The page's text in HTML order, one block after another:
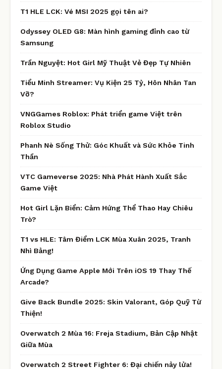
T1 HLE LCK: Vé MSI 2025 gọi tên ai?
Odyssey OLED G8: Màn hình gaming đỉnh cao từ
Samsung
Trần Nguyệt: Hot Girl Mỹ Thuật Vẻ Đẹp Tự Nhiên
Tiểu Minh Streamer: Vụ Kiện 25 Tỷ, Hôn Nhân Tan
Vỡ?
VNGGames Roblox: Phát triển game Việt trên
Roblox Studio
Phanh Nè Sống Thử: Góc Khuất và Sức Khỏe Tinh
Thần
VTC Gameverse 2025: Nhà Phát Hành Xuất Sắc
Game Việt
Hot Girl Lặn Biển: Cảm Hứng Thể Thao Hay Chiêu
Trò?
T1 vs HLE: Tâm Điểm LCK Mùa Xuân 2025, Tranh
Nhì Bảng!
Ứng Dụng Game Apple Mới Trên iOS 19 Thay Thế
Arcade?
Give Back Bundle 2025: Skin Valorant, Góp Quỹ Từ
Thiện!
Overwatch 2 Mùa 16: Freja Stadium, Bản Cập Nhật
Giữa Mùa
Overwatch 2 Street Fighter 6: Đại chiến nảy lửa!